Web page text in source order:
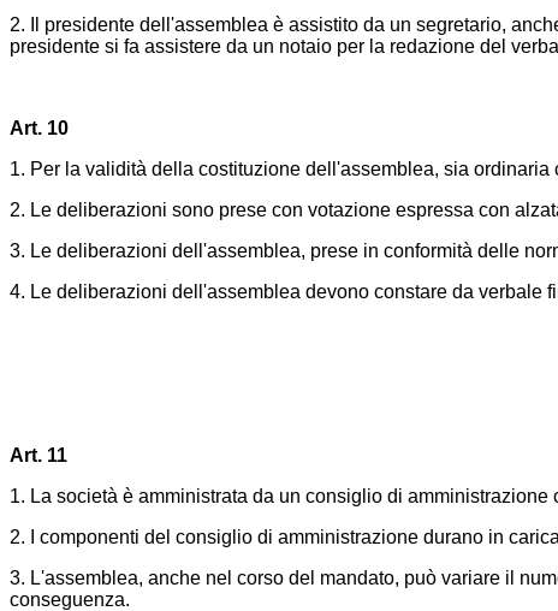
2. Il presidente dell'assemblea è assistito da un segretario,
presidente si fa assistere da un notaio per la redazione del
Art. 10
1. Per la validità della costituzione dell'assemblea, sia
2. Le deliberazioni sono prese con votazione espressa con
3. Le deliberazioni dell'assemblea, prese in conformità delle
4. Le deliberazioni dell'assemblea devono constare da verbale
Art. 11
1. La società è amministrata da un consiglio di
2. I componenti del consiglio di amministrazione durano in
3. L'assemblea, anche nel corso del mandato, può variare il
conseguenza.